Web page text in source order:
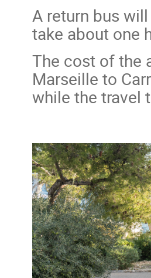
A return bus
take about one
The cost of the
Marseille to
while the travel